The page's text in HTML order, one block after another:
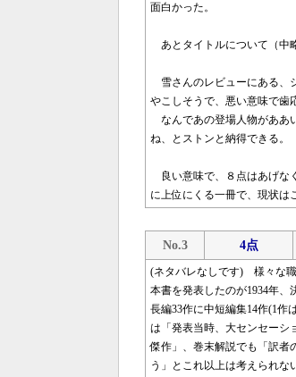
面白かった。
あとタイトルについて（中
雪さんのレビューにある、
やこしそうで、悪い意味で歯
なんであの登場人物がああ
ね、とストンと納得できる。
良い意味で、８点はあげな
に上位にくる一冊で、現状は
No.3 4点
(ネタバレなしです) 様々な職
本書を発表したのが1934年
長編33作に中短編集14作(1作
は「発表当時、大センセーシ
傑作」、巻末解説でも「訳者
う」とこれ以上は考えられ